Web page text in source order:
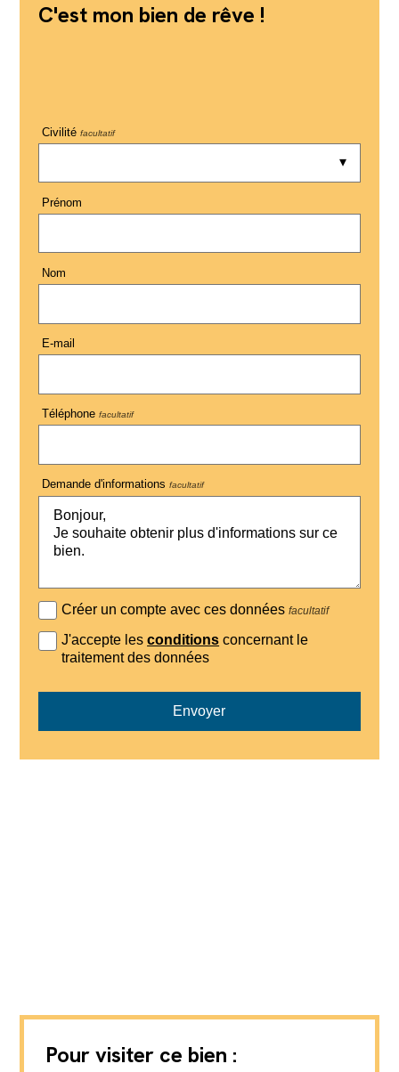
C'est mon bien de rêve !
Civilité facultatif
Prénom
Nom
E-mail
Téléphone facultatif
Demande d'informations facultatif
Créer un compte avec ces donnéesfacultatif
J'accepte lesconditions concernant le
traitement des données
Envoyer
Pour visiter ce bien :